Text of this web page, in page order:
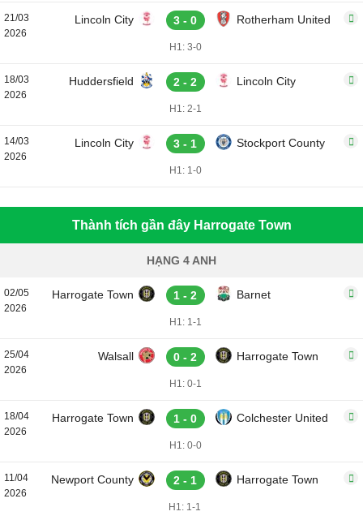
21/03
2026
Lincoln City 3 - 0 Rotherham United
H1: 3-0
18/03
2026
Huddersfield 2 - 2 Lincoln City
H1: 2-1
14/03
2026
Lincoln City 3 - 1 Stockport County
H1: 1-0
Thành tích gần đây Harrogate Town
HẠNG 4 ANH
02/05
2026
Harrogate Town 1 - 2 Barnet
H1: 1-1
25/04
2026
Walsall 0 - 2 Harrogate Town
H1: 0-1
18/04
2026
Harrogate Town 1 - 0 Colchester United
H1: 0-0
11/04
2026
Newport County 2 - 1 Harrogate Town
H1: 1-1